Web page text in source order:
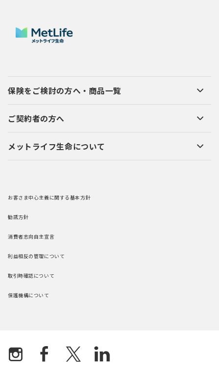
保険をご検討の方へ・商品一覧
ご契約者の方へ
メットライフ生命について
お客さま中心主義に関する基本方針
勧誘方針
消費者志向自主宣言
利益相反の管理について
取引時確認について
保護機構について